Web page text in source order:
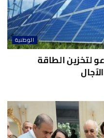
الوطنية
لتخزين الطاقة